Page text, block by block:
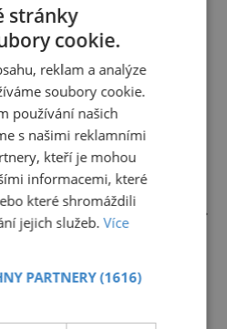
zdraví dnes pracuje na
rozpoznají znečištění v
vytvářejí lepší
Osvětlení sladěné s
světlo v průběhu dne.
spotřebiče.
uživatelům pitný
plnit výživové cíle.
stránky
cookie.
reklam a analýze
soubory cookie.
používání našich
s našimi reklamními
kteří je mohou
informacemi, které
které shromáždili
jejich služeb.Více
PARTNERY(1616)